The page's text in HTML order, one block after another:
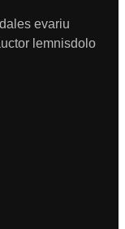
evariu
lemnisdolo